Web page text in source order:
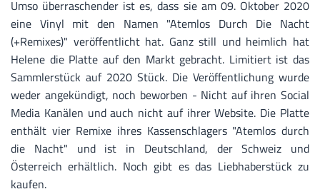
Umso überraschender ist es, dass sie am 09. Oktober 2020
eine Vinyl mit den Namen "Atemlos Durch Die Nacht
(+Remixes)" veröffentlicht hat. Ganz still und heimlich hat
Helene die Platte auf den Markt gebracht. Limitiert ist das
Sammlerstück auf 2020 Stück. Die Veröffentlichung wurde
weder angekündigt, noch beworben - Nicht auf ihren Social
Media Kanälen und auch nicht auf ihrer Website. Die Platte
enthält vier Remixe ihres Kassenschlagers "Atemlos durch
die Nacht" und ist in Deutschland, der Schweiz und
Österreich erhältlich. Noch gibt es das Liebhaberstück zu
kaufen.